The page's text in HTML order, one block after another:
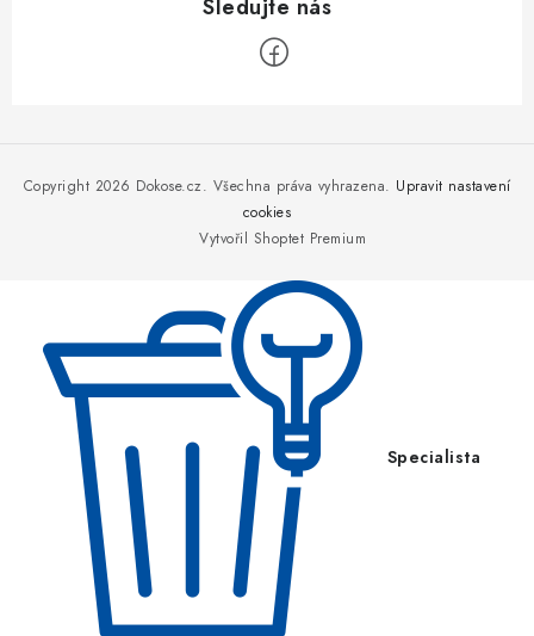
Vytvořil Shoptet Premium
Copyright 2026 Dokose.cz. Všechna práva vyhrazena. Upravit nastavení
cookies
Specialista